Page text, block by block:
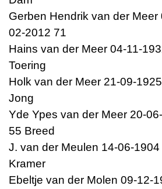
Gerben Hendrik van der
02-2012 71
Hains van der Meer 04-11-
Toering
Holk van der Meer 21-09-
Jong
Yde Ypes van der Meer 20-
55 Breed
J. van der Meulen 14-06-
Kramer
Ebeltje van der Molen 09-12-